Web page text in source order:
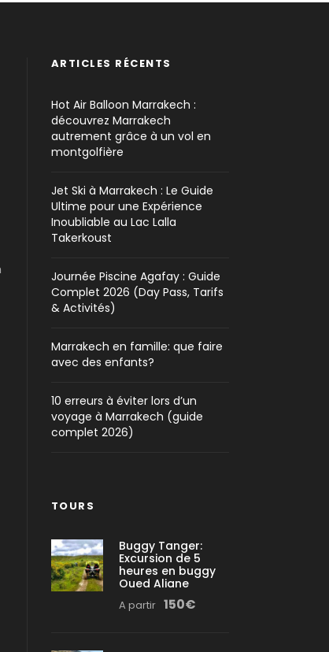
ARTICLES RÉCENTS
Hot Air Balloon Marrakech :
découvrez Marrakech
autrement grâce à un vol en
montgolfière
Jet Ski à Marrakech : Le Guide
Ultime pour une Expérience
Inoubliable au Lac Lalla
Takerkoust
Journée Piscine Agafay : Guide
Complet 2026 (Day Pass, Tarifs
& Activités)
Marrakech en famille: que faire
avec des enfants?
10 erreurs à éviter lors d’un
voyage à Marrakech (guide
complet 2026)
TOURS
Buggy Tanger:
Excursion de 5
heures en buggy
Oued Aliane
A partir 150€